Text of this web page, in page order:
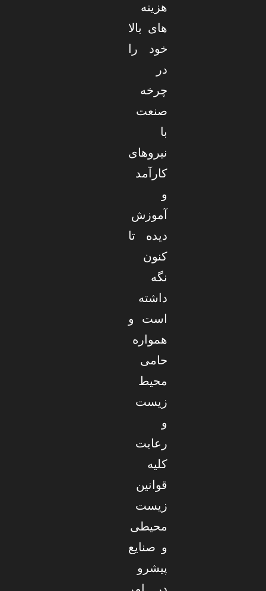
هزینه
های بالا
خود را
در
چرخه
صنعت
با
نیروهای
کارآمد
و
آموزش
دیده تا
کنون
نگه
داشته
است و
همواره
حامی
محیط
زیست
و
رعایت
کلیه
قوانین
زیست
محیطی
و صنایع
پیشرو